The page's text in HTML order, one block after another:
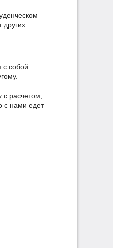
других
с собой
расчетом,
с нами едет